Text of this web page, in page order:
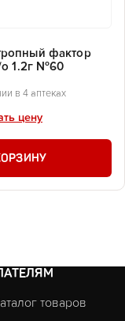
фактор
о 1.2г №60
в 4 аптеках
цену
товаров